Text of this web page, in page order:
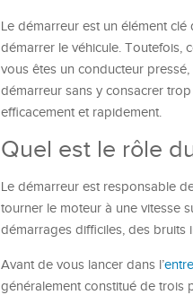
Le démarreur est un élément
démarrer le véhicule. Toutefois,
vous êtes un conducteur
démarreur sans y consacrer
efficacement et rapidement.
Quel est le rôle
Le démarreur est responsable
tourner le moteur à une vitesse
démarrages difficiles, des bruits
Avant de vous lancer dans l’
généralement constitué de trois